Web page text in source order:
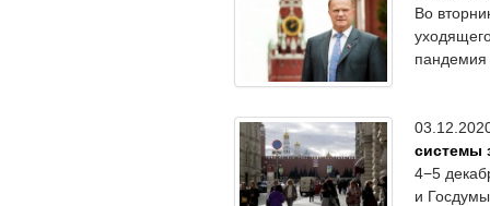
Во
пандемия
системы
4−5
и